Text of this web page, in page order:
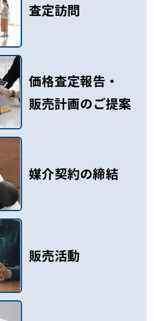
査定訪問
価格査定報告・
販売計画のご提案
媒介契約の締結
販売活動